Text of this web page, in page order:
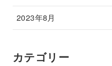
2023年8月
カテゴリー